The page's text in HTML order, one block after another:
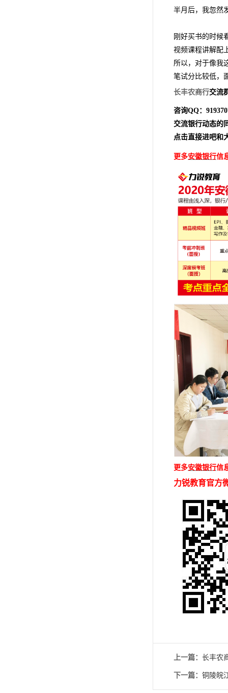
半月后，我忽然
刚好买书的时候
视频课程讲解配
所以，对于像我
笔试分比较低，
长丰农商行交流
咨询QQ：
交流银行动态的
点击直接进吧和
更多安徽银行信
更多安徽银行信
力锐教育官方
上一篇： 长丰农
下一篇： 铜陵皖